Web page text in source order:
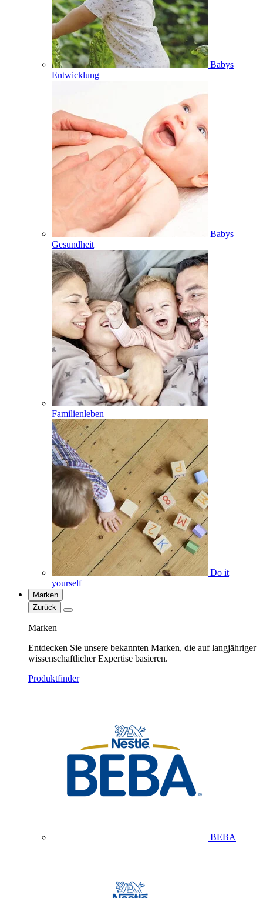
Babys
Entwicklung
Babys
Gesundheit
Familienleben
Do it
yourself
Marken
Zurück
Marken
Entdecken Sie unsere bekannten Marken, die auf langjähriger
wissenschaftlicher Expertise basieren.
Produktfinder
BEBA